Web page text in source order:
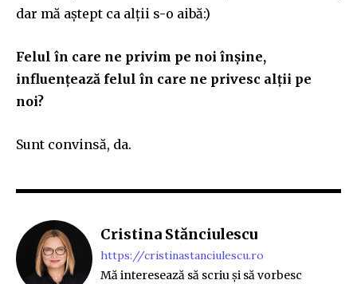
dar mă aștept ca alții s-o aibă:)
Felul în care ne privim pe noi înșine,
influențează felul în care ne privesc alții pe
noi?
Sunt convinsă, da.
Cristina Stănciulescu
https://cristinastanciulescu.ro
Mă interesează să scriu și să vorbesc